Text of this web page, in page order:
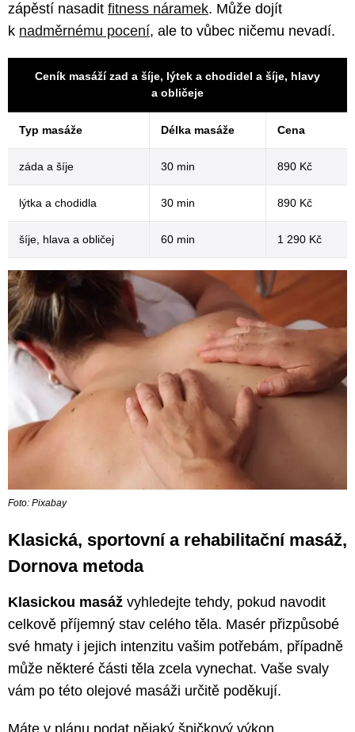
zápěstí nasadit fitness náramek. Může dojít
k nadměrnému pocení, ale to vůbec ničemu nevadí.
Ceník masáží zad a šíje, lýtek a chodidel a šíje, hlavy
a obličeje
Typ masáže Délka masáže Cena
záda a šíje 30 min 890 Kč
lýtka a chodidla 30 min 890 Kč
šíje, hlava a obličej 60 min 1 290 Kč
Foto: Pixabay
Klasická, sportovní a rehabilitační masáž,
Dornova metoda
Klasickou masáž vyhledejte tehdy, pokud navodit
celkově příjemný stav celého těla. Masér přizpůsobé
své hmaty i jejich intenzitu vašim potřebám, případně
může některé části těla zcela vynechat. Vaše svaly
vám po této olejové masáži určitě poděkují.